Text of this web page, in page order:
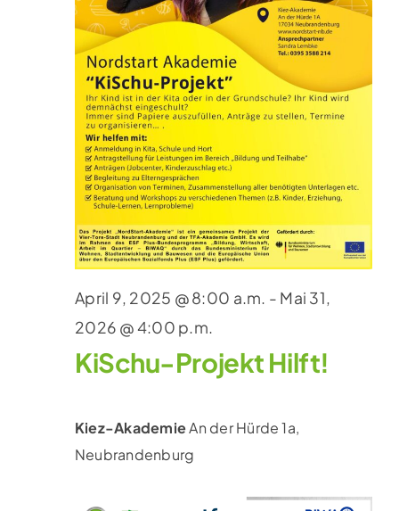
KiSchu-Projekt Hilft!
April 9, 2025 @ 8:00 a.m. - Mai 31,
2026 @ 4:00 p.m.
Kiez-AkademieAn der Hürde 1a,
Neubrandenburg